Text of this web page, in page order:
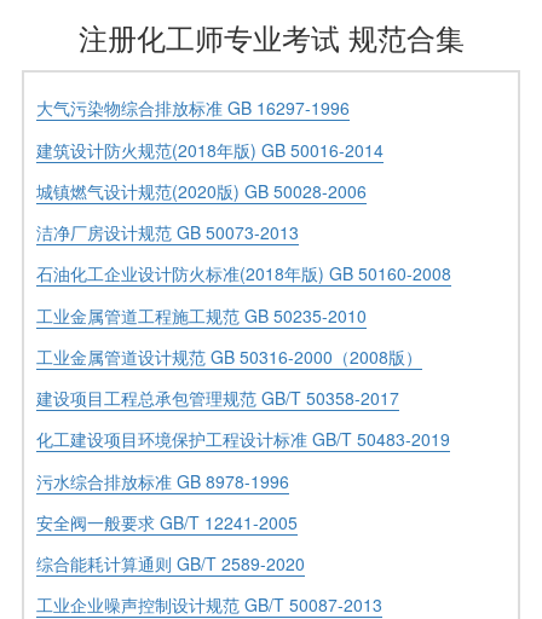
注册化工师专业考试 规范合集
大气污染物综合排放标准 GB 16297-1996
建筑设计防火规范(2018年版) GB 50016-2014
城镇燃气设计规范(2020版) GB 50028-2006
洁净厂房设计规范 GB 50073-2013
石油化工企业设计防火标准(2018年版) GB 50160-2008
工业金属管道工程施工规范 GB 50235-2010
工业金属管道设计规范 GB 50316-2000（2008版）
建设项目工程总承包管理规范 GB/T 50358-2017
化工建设项目环境保护工程设计标准 GB/T 50483-2019
污水综合排放标准 GB 8978-1996
安全阀一般要求 GB/T 12241-2005
综合能耗计算通则 GB/T 2589-2020
工业企业噪声控制设计规范 GB/T 50087-2013